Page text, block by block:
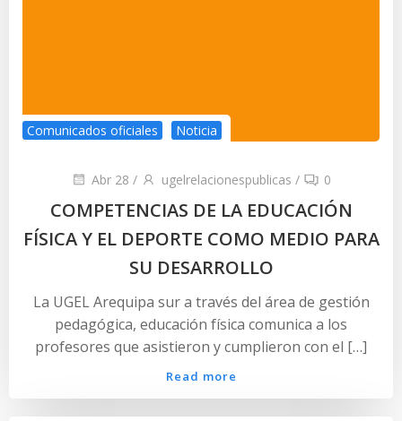
Comunicados oficiales Noticia
Abr 28 / ugelrelacionespublicas / 0
COMPETENCIAS DE LA EDUCACIÓN
FÍSICA Y EL DEPORTE COMO MEDIO PARA
SU DESARROLLO
La UGEL Arequipa sur a través del área de gestión
pedagógica, educación física comunica a los
profesores que asistieron y cumplieron con el […]
Read more